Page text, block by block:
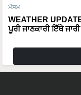
ਮੌਸਮ
WEATHER
ਪੂਰੀ ਜਾਣਕਾਰੀ ਇੱਥੇ ਜਾਰੀ